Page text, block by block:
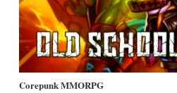
Corepunk MMORPG